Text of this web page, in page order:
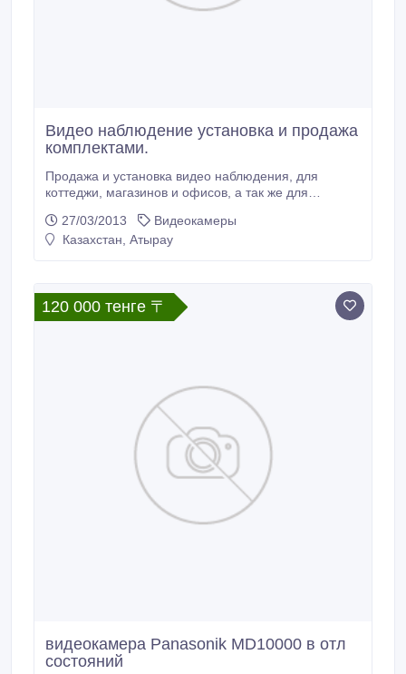
Видео наблюдение установка и продажа
комплектами.
Продажа и установка видео наблюдения, для
коттеджи, магазинов и офисов, а так же для
зависимости от объема работ и оборудовании!.
27/03/2013
Видеокамеры
Казахстан, Атырау
120 000 тенге 〒
видеокамера Panasonik MD10000 в отл
состояний